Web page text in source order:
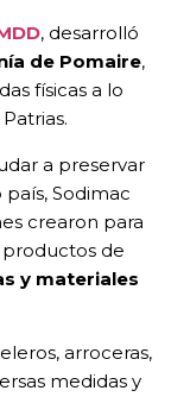
, desarrolló
de Pomaire,
físicas a lo
a preservar
Sodimac
crearon para
de
y materiales
arroceras,
medidas y